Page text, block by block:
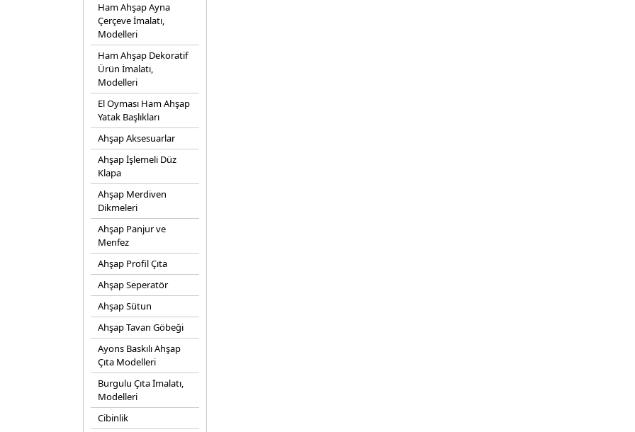
Ham Ahşap Ayna
Çerçeve İmalatı,
Modelleri
Ham Ahşap Dekoratif
Ürün İmalatı,
Modelleri
El Oyması Ham Ahşap
Yatak Başlıkları
Ahşap Aksesuarlar
Ahşap İşlemeli Düz
Klapa
Ahşap Merdiven
Dikmeleri
Ahşap Panjur ve
Menfez
Ahşap Profil Çıta
Ahşap Seperatör
Ahşap Sütun
Ahşap Tavan Göbeği
Ayons Baskılı Ahşap
Çıta Modelleri
Burgulu Çıta İmalatı,
Modelleri
Cibinlik